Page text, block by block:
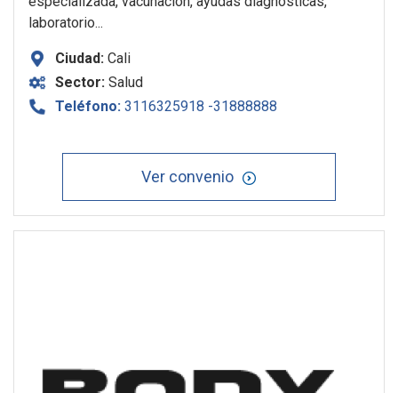
laboratorio...
Ciudad: Cali
Sector: Salud
Teléfono: 3116325918 -31888888
Ver convenio